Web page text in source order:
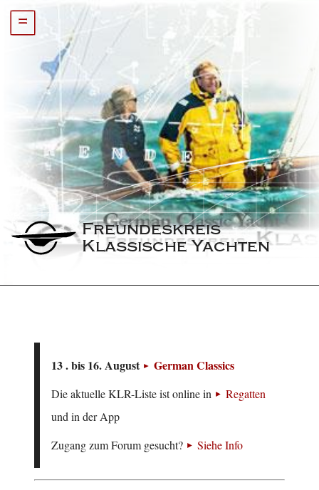
=
Freundeskreis
Klassische Yachten
13 . bis 16. August German Classics
Die aktuelle KLR-Liste ist online in
Regatten
und in der App
Zugang zum Forum gesucht?
Siehe Info